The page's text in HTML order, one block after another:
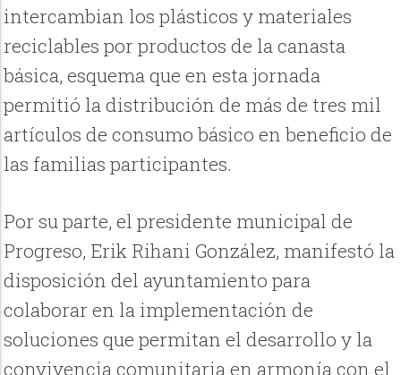
intercambian los plásticos y materiales
reciclables por productos de la canasta
básica, esquema que en esta jornada
permitió la distribución de más de tres mil
artículos de consumo básico en beneficio de
las familias participantes.
Por su parte, el presidente municipal de
Progreso, Erik Rihani González, manifestó la
disposición del ayuntamiento para
colaborar en la implementación de
soluciones que permitan el desarrollo y la
convivencia comunitaria en armonía con el